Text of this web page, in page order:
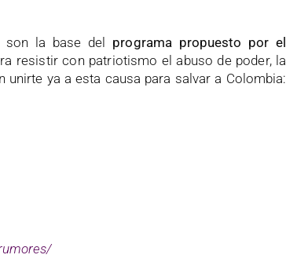
son la base del programa propuesto por el
resistir con patriotismo el abuso de poder, la
ya a esta causa para salvar a Colombia: